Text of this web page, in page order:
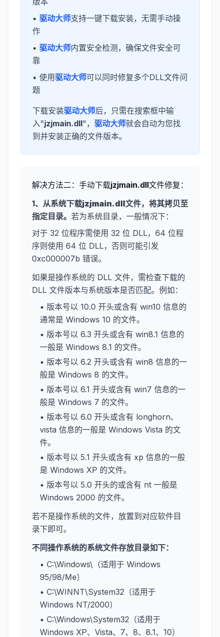
• 驱动大师支持一键下载安装，无需手动操
作
• 驱动大师内置安全检测，确保文件安全可
靠
• 使用驱动大师可以同时修复多个DLL文件问
题
下载安装驱动大师后，只需在搜索框中输
入"jzjmain.dll"， 驱动大师就会自动为您找
到并安装正确的文件版本。
解决方法二：手动下载jzjmain.dll文件修复：
1、从系统下载jzjmain.dll文件，将其拷贝至
指定目录。 若为系统目录，一般情况下：
对于 32 位程序需使用 32 位 DLL，64 位程
序则使用 64 位 DLL，否则可能引发
0xc000007b 错误。
如果是操作系统的 DLL 文件，需检查下载的
DLL 文件版本与系统版本是否匹配。例如：
• 版本号以 10.0 开头或含有 win10 信息的
通常是 Windows 10 的文件。
• 版本号以 6.3 开头或含有 win8.1 信息的
一般是 Windows 8.1 的文件。
• 版本号以 6.2 开头或含有 win8 信息的一
般是 Windows 8 的文件。
• 版本号以 6.1 开头或含有 win7 信息的一
般是 Windows 7 的文件。
• 版本号以 6.0 开头或含有 longhorn、
vista 信息的一般是 Windows Vista 的文
件。
• 版本号以 5.1 开头或含有 xp 信息的一般
是 Windows XP 的文件。
• 版本号以 5.0 开头的或含有 nt 一般是
Windows 2000 的文件。
若不是操作系统的文件，放置到对应软件目
录下即可。
不同操作系统的系统文件存放目录如下：
• C:\Windows\（适用于 Windows
95/98/Me）
• C:\WINNT\System32（适用于
Windows NT/2000）
• C:\Windows\System32（适用于
Windows XP、Vista、7、8、8.1、10）